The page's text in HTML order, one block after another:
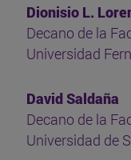
Dionisio L.
Decano de la
Universidad
David Saldaña
Decano de la
Universidad de